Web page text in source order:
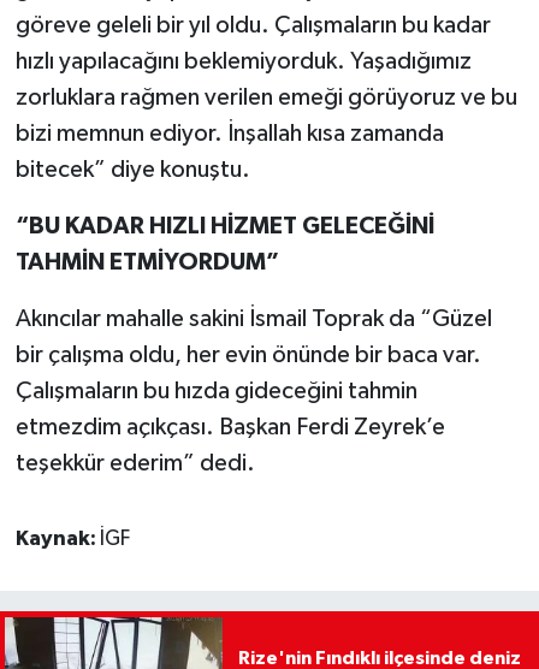
göreve geleli bir yıl oldu. Çalışmaların bu kadar
hızlı yapılacağını beklemiyorduk. Yaşadığımız
zorluklara rağmen verilen emeği görüyoruz ve bu
bizi memnun ediyor. İnşallah kısa zamanda
bitecek” diye konuştu.
“BU KADAR HIZLI HİZMET GELECEĞİNİ
TAHMİN ETMİYORDUM”
Akıncılar mahalle sakini İsmail Toprak da “Güzel
bir çalışma oldu, her evin önünde bir baca var.
Çalışmaların bu hızda gideceğini tahmin
etmezdim açıkçası. Başkan Ferdi Zeyrek’e
teşekkür ederim” dedi.
Kaynak: İGF
Rize'nin Fındıklı ilçesinde deniz